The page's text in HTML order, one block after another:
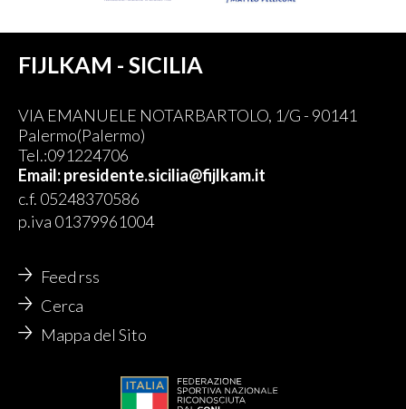
FIJLKAM - SICILIA
VIA EMANUELE NOTARBARTOLO, 1/G - 90141
Palermo(Palermo)
Tel.:091224706
Email: presidente.sicilia@fijlkam.it
c.f. 05248370586
p.iva 01379961004
Feed rss
Cerca
Mappa del Sito